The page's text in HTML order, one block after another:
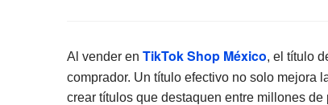
Al vender en TikTok Shop México, el título
comprador. Un título efectivo no solo mejora
crear títulos que destaquen entre millones